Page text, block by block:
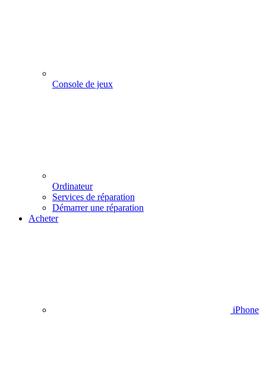
Console de jeux
Ordinateur
Services de réparation
Démarrer une réparation
Acheter
iPhone